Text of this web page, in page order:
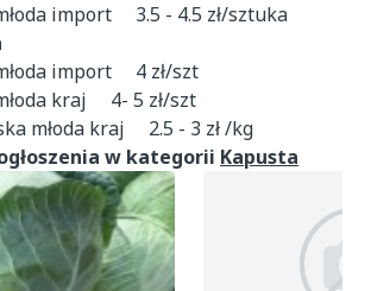
import 3.5 - 4.5 zł/sztuka
import 4 zł/szt
kraj 4- 5 zł/szt
młoda kraj 2.5 - 3 zł /kg
w kategorii Kapusta